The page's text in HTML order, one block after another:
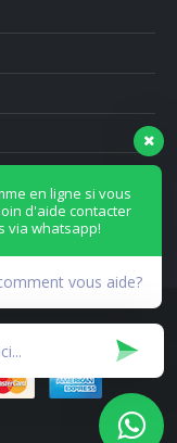
en ligne si vous
d'aide contacter
via whatsapp!
vous aide?